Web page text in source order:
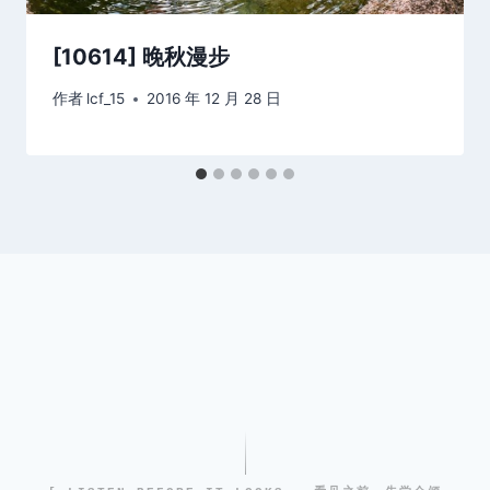
[10614] 晚秋漫步
作者 lcf_15 2016 年 12 月 28 日